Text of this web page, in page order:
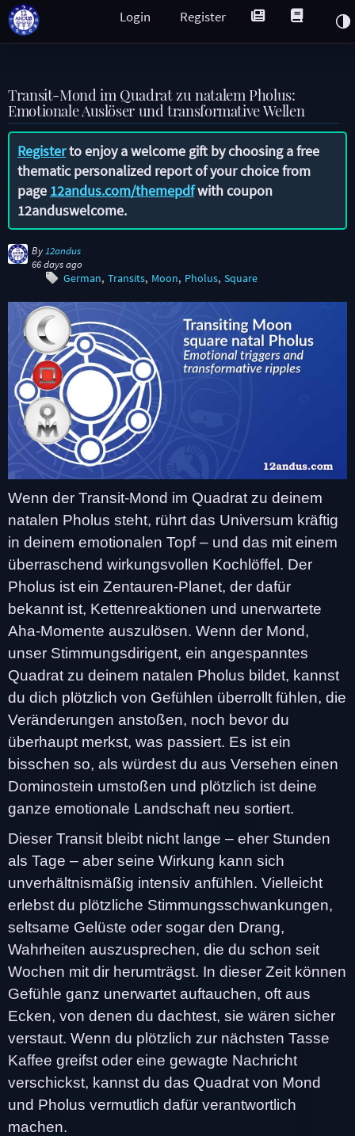
Register
Login
Transit-Mond im Quadrat zu natalem Pholus:
Emotionale Auslöser und transformative Wellen
Registerto enjoy a welcome gift by choosing a free
thematic personalized report of your choice from
page 12andus.com/themepdfwith coupon
12anduswelcome.
By 12andus
66 days ago
German Transits Moon Pholus Square
Wenn der Transit-Mond im Quadrat zu deinem
natalen Pholus steht, rührt das Universum kräftig
in deinem emotionalen Topf – und das mit einem
überraschend wirkungsvollen Kochlöffel. Der
Pholus ist ein Zentauren-Planet, der dafür
bekannt ist, Kettenreaktionen und unerwartete
Aha-Momente auszulösen. Wenn der Mond,
unser Stimmungsdirigent, ein angespanntes
Quadrat zu deinem natalen Pholus bildet, kannst
du dich plötzlich von Gefühlen überrollt fühlen, die
Veränderungen anstoßen, noch bevor du
überhaupt merkst, was passiert. Es ist ein
bisschen so, als würdest du aus Versehen einen
Dominostein umstoßen und plötzlich ist deine
ganze emotionale Landschaft neu sortiert.
Dieser Transit bleibt nicht lange – eher Stunden
als Tage – aber seine Wirkung kann sich
unverhältnismäßig intensiv anfühlen. Vielleicht
erlebst du plötzliche Stimmungsschwankungen,
seltsame Gelüste oder sogar den Drang,
Wahrheiten auszusprechen, die du schon seit
Wochen mit dir herumträgst. In dieser Zeit können
Gefühle ganz unerwartet auftauchen, oft aus
Ecken, von denen du dachtest, sie wären sicher
verstaut. Wenn du plötzlich zur nächsten Tasse
Kaffee greifst oder eine gewagte Nachricht
verschickst, kannst du das Quadrat von Mond
und Pholus vermutlich dafür verantwortlich
machen.